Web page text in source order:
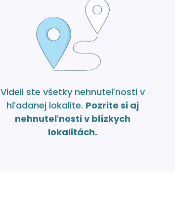
Videli ste všetky nehnuteľnosti v
hľadanej lokalite. Pozrite si aj
nehnuteľnosti v blízkych
lokalitách.